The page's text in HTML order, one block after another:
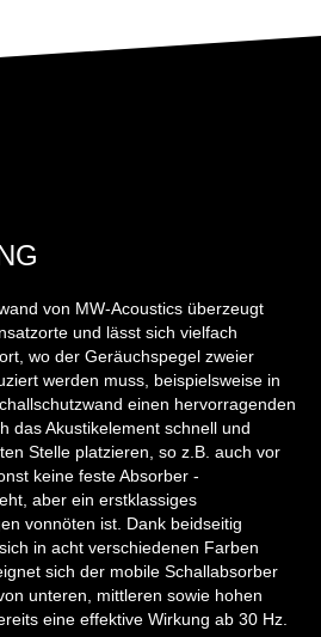
von MW-Acoustics überzeugt
und lässt sich vielfach
wo der Geräuchspegel zweier
werden muss, beispielsweise in
einen hervorragenden
das Akustikelement schnell und
Stelle platzieren, so z.B. auch vor
keine feste Absorber -
aber ein erstklassiges
vonnöten ist. Dank beidseitig
in acht verschiedenen Farben
sich der mobile Schallabsorber
unteren, mittleren sowie hohen
eine effektive Wirkung ab 30 Hz.